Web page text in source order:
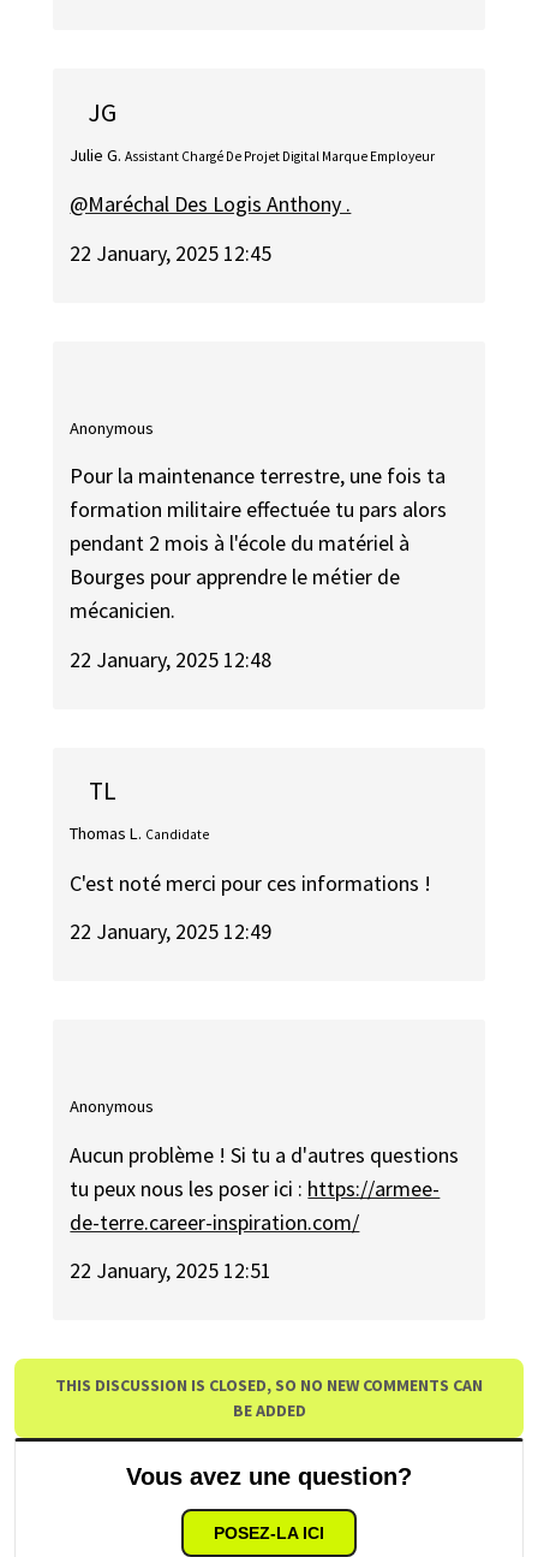
JG
Julie G. Assistant Chargé De Projet Digital Marque Employeur
@Maréchal Des Logis Anthony .
22 January, 2025 12:45
Anonymous
Pour la maintenance terrestre, une fois ta
formation militaire effectuée tu pars alors
pendant 2 mois à l'école du matériel à
Bourges pour apprendre le métier de
mécanicien.
22 January, 2025 12:48
TL
Thomas L. Candidate
C'est noté merci pour ces informations !
22 January, 2025 12:49
Anonymous
Aucun problème ! Si tu a d'autres questions
tu peux nous les poser ici : https://armee-
de-terre.career-inspiration.com/
22 January, 2025 12:51
THIS DISCUSSION IS CLOSED, SO NO NEW COMMENTS CAN
BE ADDED
Vous avez une question?
POSEZ-LA ICI